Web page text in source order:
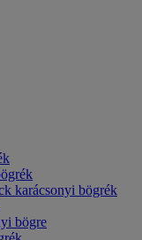
karácsonyi bögrék
bögre